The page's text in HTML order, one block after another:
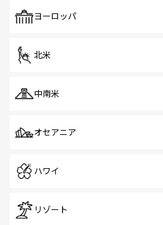
で、ホーカーズは地元の風情
ヨーロッパ
北米
中南米
オセアニア
ハワイ
リゾート